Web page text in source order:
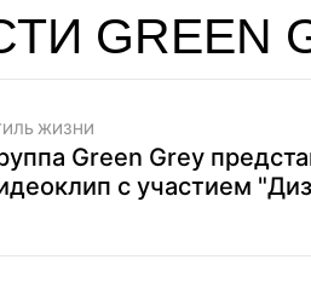
GREEN
ЖИЗНИ
Green Grey
с участием